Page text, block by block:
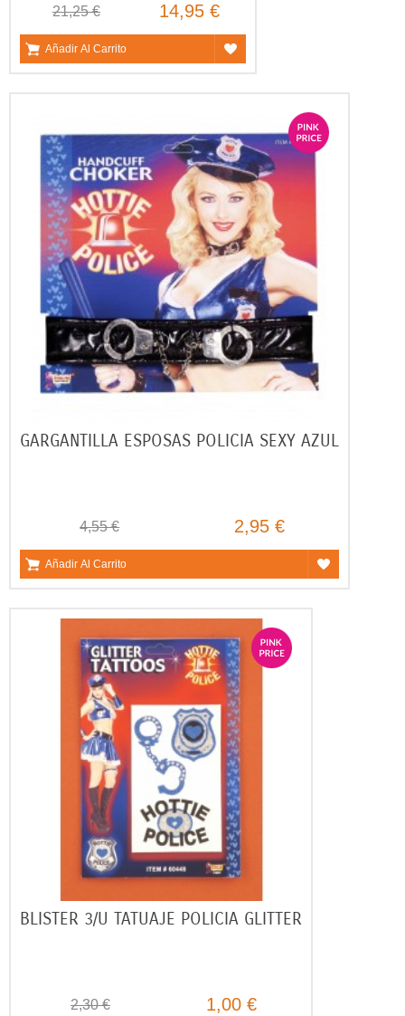
21,25 € 14,95 €
Añadir Al Carrito
GARGANTILLA ESPOSAS POLICIA SEXY AZUL
4,55 € 2,95 €
Añadir Al Carrito
BLISTER 3/U TATUAJE POLICIA GLITTER
2,30 € 1,00 €